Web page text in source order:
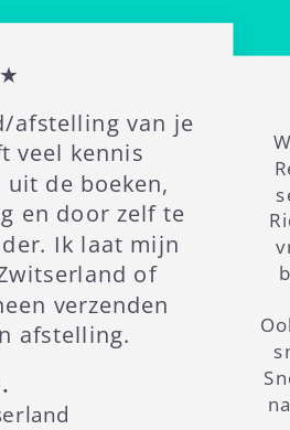
afstelling van je
veel kennis
de boeken,
en door zelf te
Ik laat mijn
of
verzenden
afstelling.